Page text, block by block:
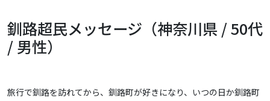
釧路超民メッセージ（神奈川県 / 50代
/ 男性）
旅行で釧路を訪れてから、釧路町が好きになり、いつの日か釧路町